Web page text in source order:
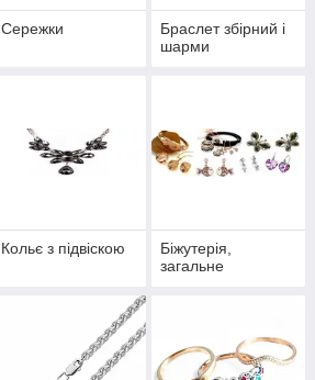
Сережки
Браслет збірний і
шарми
Кольє з підвіскою
Біжутерія,
загальне